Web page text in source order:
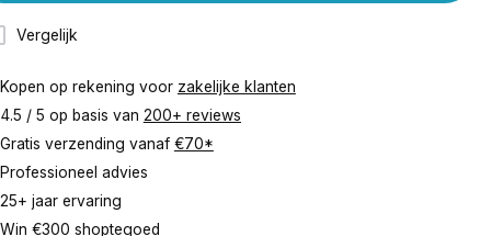
Vergelijk
Kopen op rekening voor zakelijke klanten
4.5 / 5 op basis van 200+ reviews
Gratis verzending vanaf €70*
Professioneel advies
25+ jaar ervaring
Win €300 shoptegoed